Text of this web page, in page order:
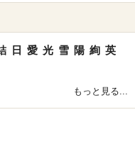
日 愛 光 雪 陽 絢 英
もっと見る...